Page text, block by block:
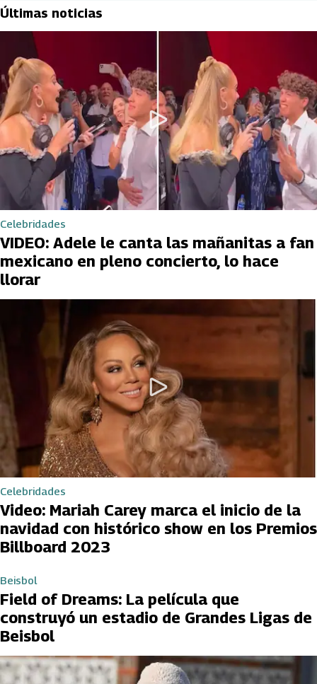
Últimas noticias
Celebridades
VIDEO: Adele le canta las mañanitas a fan
mexicano en pleno concierto, lo hace
llorar
Celebridades
Video: Mariah Carey marca el inicio de la
navidad con histórico show en los Premios
Billboard 2023
Beisbol
Field of Dreams: La película que
construyó un estadio de Grandes Ligas de
Beisbol